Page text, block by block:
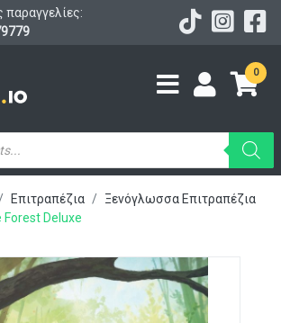
παραγγελίες:
0
Επιτραπέζια
Ξενόγλωσσα Επιτραπέζια
Forest Deluxe